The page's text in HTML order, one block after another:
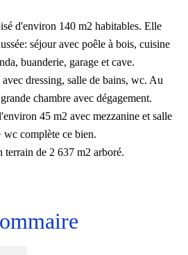
d'environ 140 m2 habitables. Elle
séjour avec poêle à bois, cuisine
buanderie, garage et cave.
dressing, salle de bains, wc. Au
chambre avec dégagement.
45 m2 avec mezzanine et salle
wc complète ce bien.
terrain de 2 637 m2 arboré.